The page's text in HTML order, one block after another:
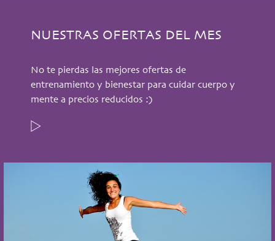
NUESTRAS OFERTAS DEL MES
No te pierdas las mejores ofertas de
entrenamiento y bienestar para cuidar cuerpo y
mente a precios reducidos :)